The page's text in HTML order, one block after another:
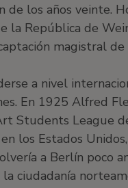
los años veinte.
la República de
magistral
a nivel
En 1925 Alfred
Students League
los Estados
a Berlín poco
ciudadanía